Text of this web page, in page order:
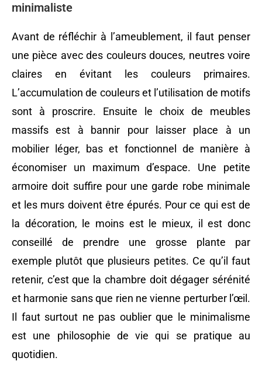
minimaliste
Avant de réfléchir à l’ameublement, il faut penser
une pièce avec des couleurs douces, neutres voire
claires en évitant les couleurs primaires.
L’accumulation de couleurs et l’utilisation de motifs
sont à proscrire. Ensuite le choix de meubles
massifs est à bannir pour laisser place à un
mobilier léger, bas et fonctionnel de manière à
économiser un maximum d’espace. Une petite
armoire doit suffire pour une garde robe minimale
et les murs doivent être épurés. Pour ce qui est de
la décoration, le moins est le mieux, il est donc
conseillé de prendre une grosse plante par
exemple plutôt que plusieurs petites. Ce qu’il faut
retenir, c’est que la chambre doit dégager sérénité
et harmonie sans que rien ne vienne perturber l’œil.
Il faut surtout ne pas oublier que le minimalisme
est une philosophie de vie qui se pratique au
quotidien.